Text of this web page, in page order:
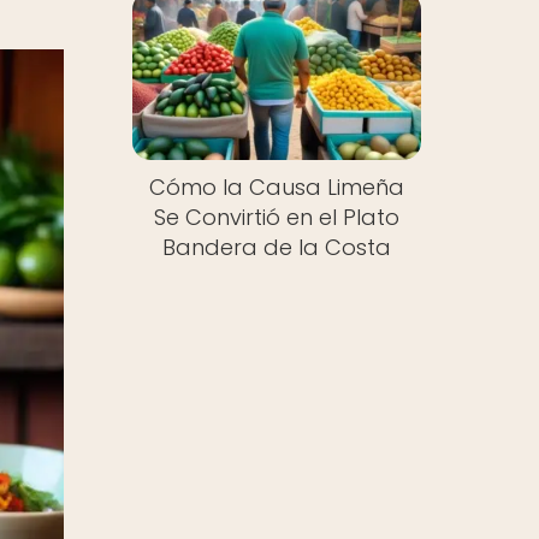
Cómo la Causa Limeña
Se Convirtió en el Plato
Bandera de la Costa